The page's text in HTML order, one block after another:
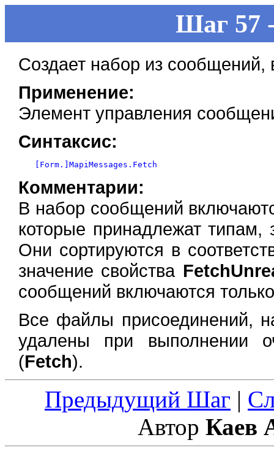
Шаг 57
Создает набор из
Применение:
Элемент управления
Синтаксис:
Комментарии:
В набор сообщений
которые принадлежат
Они сортируются в
значение свойства
сообщений включаются
Все файлы присоединений,
удалены при выполнении
(Fetch).
Предыдущий Шаг |
Автор Каев